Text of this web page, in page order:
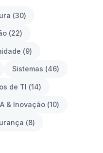
(30)
(22)
(9)
Sistemas (46)
de TI (14)
& Inovação (10)
(8)